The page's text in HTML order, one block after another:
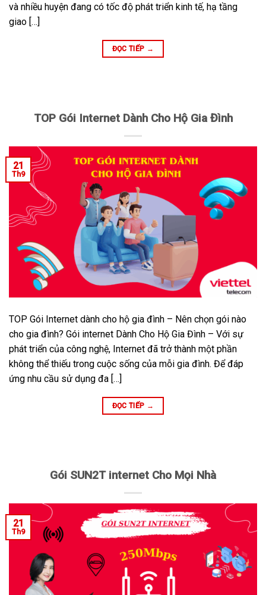
và nhiều huyện đang có tốc độ phát triển kinh tế, hạ tầng
giao […]
ĐỌC TIẾP →
TOP Gói Internet Dành Cho Hộ Gia Đình
21
Th9
TOP Gói Internet dành cho hộ gia đình – Nên chọn gói nào
cho gia đình? Gói internet Dành Cho Hộ Gia Đình – Với sự
phát triển của công nghệ, Internet đã trở thành một phần
không thể thiếu trong cuộc sống của mỗi gia đình. Để đáp
ứng nhu cầu sử dụng đa […]
ĐỌC TIẾP →
Gói SUN2T internet Cho Mọi Nhà
21
Th9